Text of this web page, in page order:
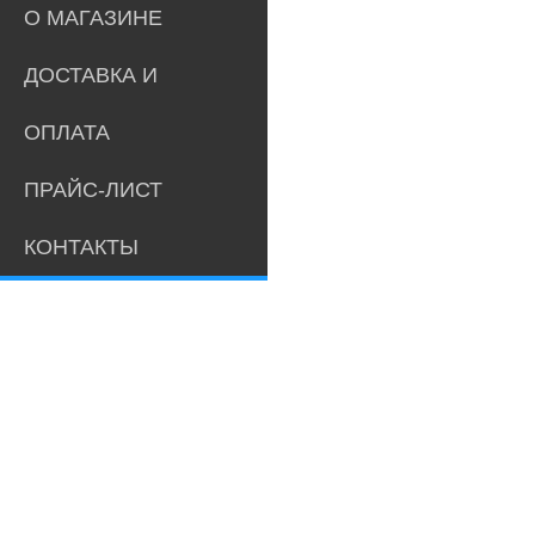
О МАГАЗИНЕ
ДОСТАВКА И
ОПЛАТА
ПРАЙС-ЛИСТ
КОНТАКТЫ